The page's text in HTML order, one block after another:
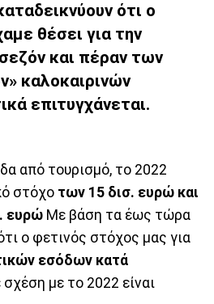
ότι ο
θέσει για την
και πέραν των
καλοκαιρινών
επιτυγχάνεται.
από τουρισμό, το 2022
στόχο των 15 δισ. ευρώ και
ευρώ Με βάση τα έως τώρα
ο φετινός στόχος μας για
εσόδων κατά
σχέση με το 2022 είναι